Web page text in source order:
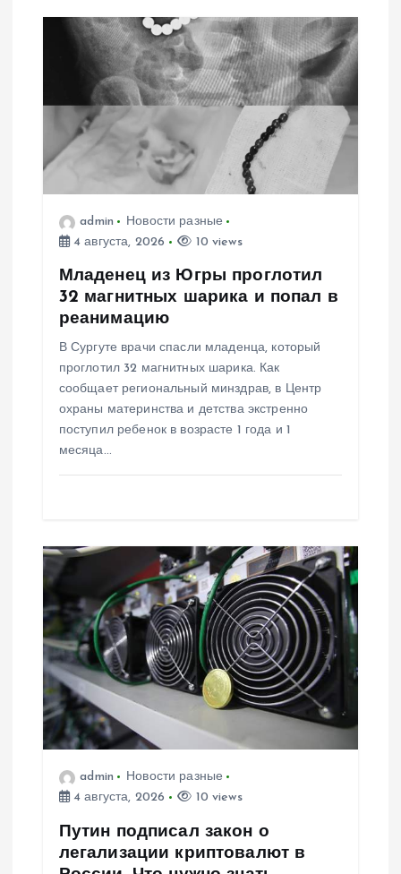
п
з
а
п
admin
Новости разные
4 августа, 2026
10 views
Младенец из Югры проглотил
32 магнитных шарика и попал в
реанимацию
В Сургуте врачи спасли младенца, который
проглотил 32 магнитных шарика. Как
сообщает региональный минздрав, в Центр
охраны материнства и детства экстренно
поступил ребенок в возрасте 1 года и 1
месяца…
admin
Новости разные
4 августа, 2026
10 views
Путин подписал закон о
легализации криптовалют в